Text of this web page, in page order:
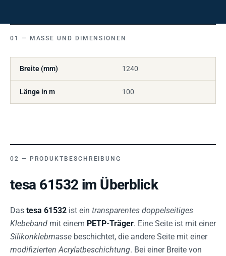
MASSE UND DIMENSIONEN
Breite (mm) 1240
Länge in m 100
PRODUKTBESCHREIBUNG
tesa 61532 im Überblick
Das tesa 61532 ist ein transparentes doppelseitiges
Klebeband mit einem PETP-Träger. Eine Seite ist mit einer
Silikonklebmasse beschichtet, die andere Seite mit einer
modifizierten Acrylatbeschichtung. Bei einer Breite von